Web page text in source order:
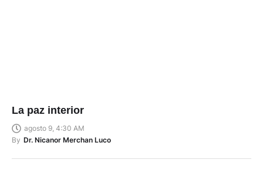
La paz interior
agosto 9, 4:30 AM
By Dr. Nicanor Merchan Luco